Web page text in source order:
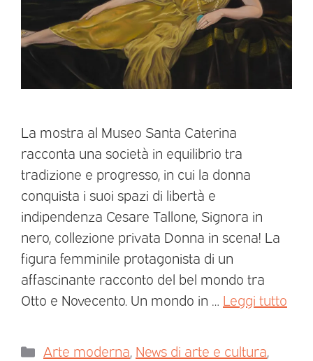
La mostra al Museo Santa Caterina
racconta una società in equilibrio tra
tradizione e progresso, in cui la donna
conquista i suoi spazi di libertà e
indipendenza Cesare Tallone, Signora in
nero, collezione privata Donna in scena! La
figura femminile protagonista di un
affascinante racconto del bel mondo tra
Otto e Novecento. Un mondo in … Leggi tutto
Arte moderna, News di arte e cultura,